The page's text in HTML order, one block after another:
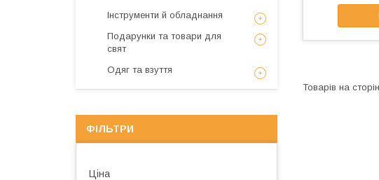
Інструменти й обладнання
Подарунки та товари для
свят
Одяг та взуття
ФІЛЬТРИ
Ціна